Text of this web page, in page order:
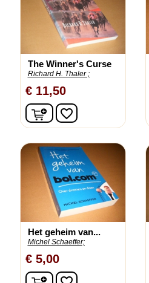
The Winner's Curse
Richard H. Thaler ;
€ 11,50
In winkelwagen
favorite_border
Het geheim van...
Michel Schaeffer;
€ 5,00
In winkelwagen